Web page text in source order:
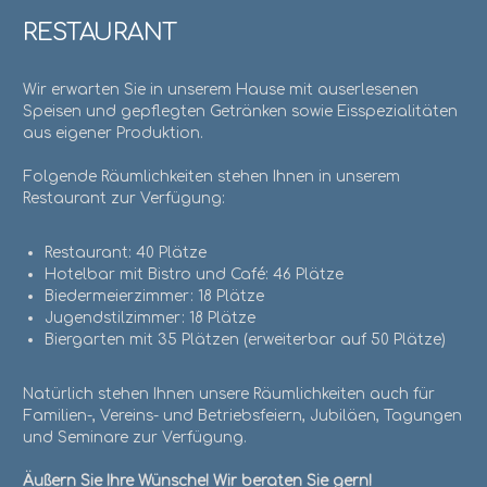
RESTAURANT
Wir erwarten Sie in unserem Hause mit auserlesenen
Speisen und gepflegten Getränken sowie Eisspezialitäten
aus eigener Produktion.
Folgende Räumlichkeiten stehen Ihnen in unserem
Restaurant zur Verfügung:
Restaurant: 40 Plätze
Hotelbar mit Bistro und Café: 46 Plätze
Biedermeierzimmer: 18 Plätze
Jugendstilzimmer: 18 Plätze
Biergarten mit 35 Plätzen (erweiterbar auf 50 Plätze)
Natürlich stehen Ihnen unsere Räumlichkeiten auch für
Familien-, Vereins- und Betriebsfeiern, Jubiläen, Tagungen
und Seminare zur Verfügung.
Äußern Sie Ihre Wünsche! Wir beraten Sie gern!